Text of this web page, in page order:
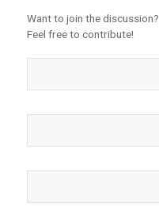
Want to join the discussion?
Feel free to contribute!